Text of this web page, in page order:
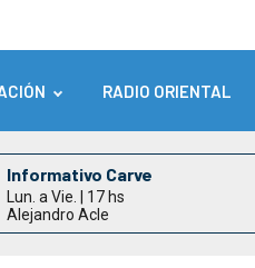
RADIO ORIENTAL
Informativo Carve
Lun. a Vie. | 17 hs
Alejandro Acle